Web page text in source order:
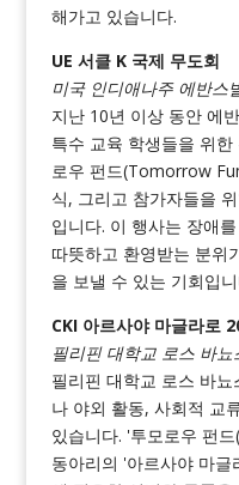
해가고 있습니다.
UE 서클 K 국제 무도회
미국 인디애나주 에반스
지난 10년 이상 동안 에
특수 교육 학생들을 위
로우 펀드(Tomorrow
식, 그리고 참가자들을
입니다. 이 행사는 장애
따뜻하고 환영받는 분위
을 보낼 수 있는 기회입
CKI 아르사야 마글라로
필리핀 대학교 로스 바
필리핀 대학교 로스 바
나 야외 활동, 사회적 교
있습니다. '투모로우 펀
동아리의 '아르사야 마